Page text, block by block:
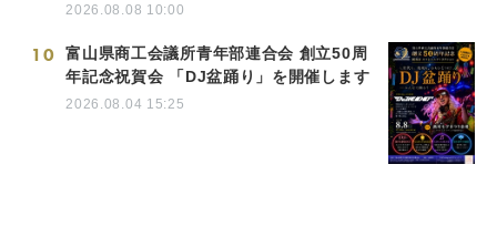
2026.08.08 10:00
10
富山県商工会議所青年部連合会 創立50周
年記念祝賀会 「DJ盆踊り」を開催します
2026.08.04 15:25